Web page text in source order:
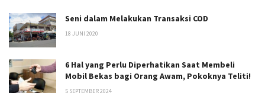
Seni dalam Melakukan Transaksi COD
18 JUNI 2020
6 Hal yang Perlu Diperhatikan Saat Membeli
Mobil Bekas bagi Orang Awam, Pokoknya Teliti!
5 SEPTEMBER 2024